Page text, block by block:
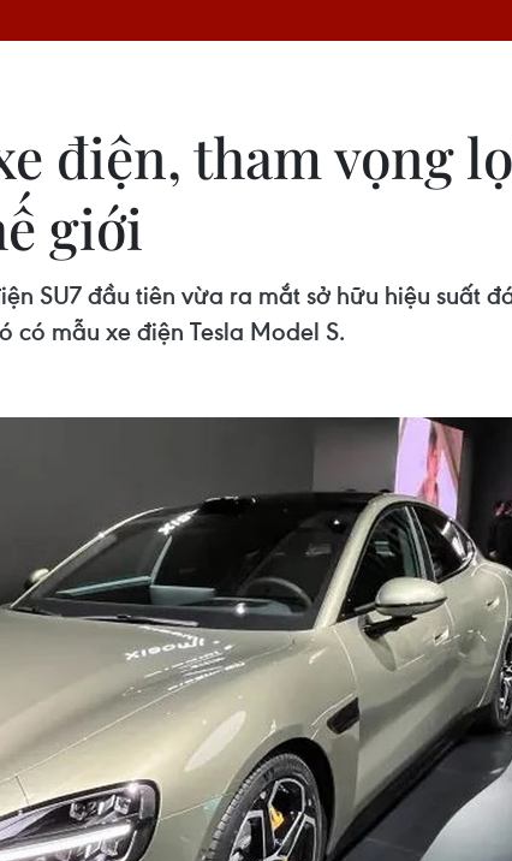
điện, tham vọng
giới
SU7 đầu tiên vừa ra mắt sở hữu hiệu suất
mẫu xe điện Tesla Model S.